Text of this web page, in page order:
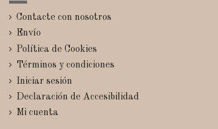
Contacte con nosotros
Envío
Política de Cookies
Términos y condiciones
Iniciar sesión
Declaración de Accesibilidad
Mi cuenta